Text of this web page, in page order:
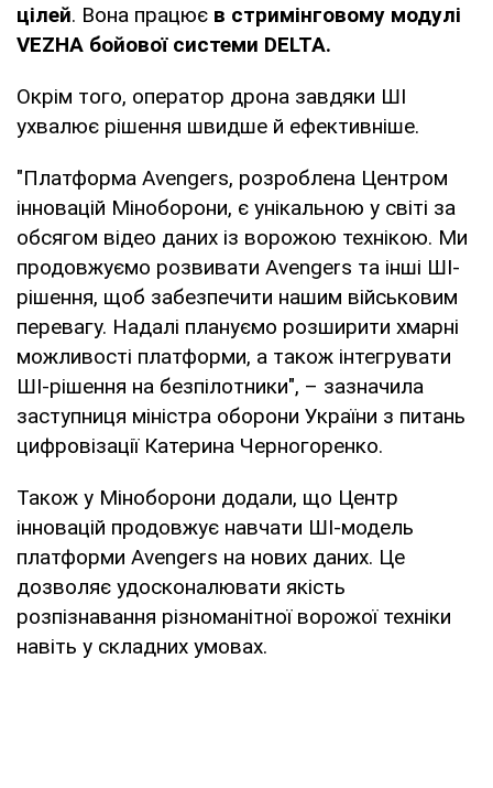
цілей. Вона працює в стримінговому модулі
VEZHA бойової системи DELTA.
Окрім того, оператор дрона завдяки ШІ
ухвалює рішення швидше й ефективніше.
"Платформа Avengers, розроблена Центром
інновацій Міноборони, є унікальною у світі за
обсягом відео даних із ворожою технікою. Ми
продовжуємо розвивати Avengers та інші ШІ-
рішення, щоб забезпечити нашим військовим
перевагу. Надалі плануємо розширити хмарні
можливості платформи, а також інтегрувати
ШІ-рішення на безпілотники", – зазначила
заступниця міністра оборони України з питань
цифровізації Катерина Черногоренко.
Також у Міноборони додали, що Центр
інновацій продовжує навчати ШІ-модель
платформи Avengers на нових даних. Це
дозволяє удосконалювати якість
розпізнавання різноманітної ворожої техніки
навіть у складних умовах.